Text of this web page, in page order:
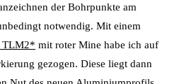
der Bohrpunkte am
notwendig. Mit einem
TLM2* mit roter Mine habe ich auf
gezogen. Diese liegt dann